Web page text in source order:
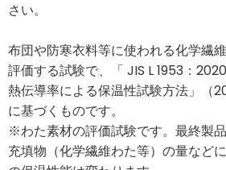
さい。
布団や防寒衣料等に使われる化学繊
評価する試験で、「 JIS L 1953：
熱伝導率による保温性試験方法」（
に基づくものです。
※わた素材の評価試験です。最終製
充填物（化学繊維わた等）の量など